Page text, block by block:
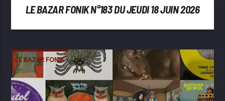
LE BAZAR FONIK N°183 DU JEUDI 18 JUIN 2026
LE BAZAR FONIK